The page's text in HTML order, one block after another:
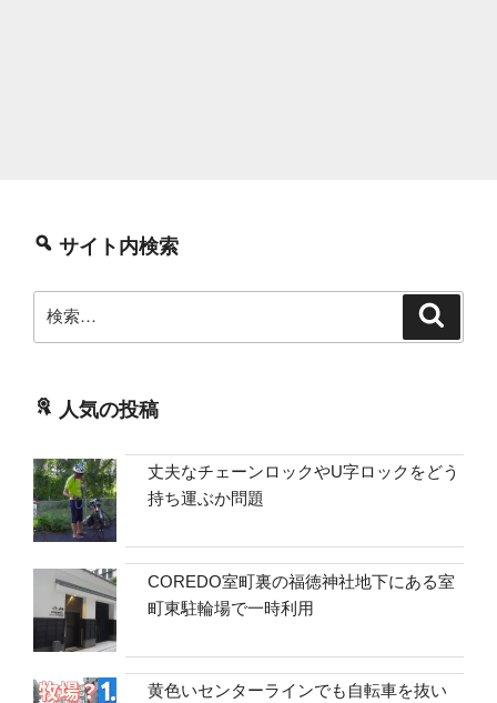
サイト内検索
索:
人気の投稿
丈夫なチェーンロックやU字ロックをどう
持ち運ぶか問題
COREDO室町裏の福徳神社地下にある室
町東駐輪場で一時利用
黄色いセンターラインでも自転車を抜い